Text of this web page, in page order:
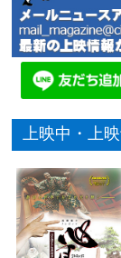
上映中・上